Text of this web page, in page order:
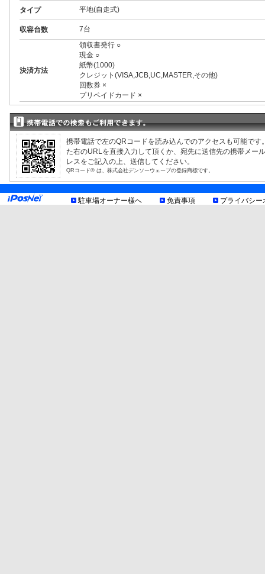
タイプ
平地(自走式)
収容台数 7台
決済方法
領収書発行 ○
現金 ○
紙幣(1000)
クレジット(VISA,JCB,UC,MASTER,その他)
回数券 ×
プリペイドカード ×
制限事項
3ナンバー ○
RV ○
1BOX ○
高 2.10m まで
幅 1.90m まで
長 5.00m まで
重量 2.50t まで
車底15cm以上
お知らせ
携帯電話で左のQRコードを読み込んでのアクセスも可能です
た右のURLを直接入力して頂くか、宛先に送信先の携帯メー
レスをご記入の上、送信してください。
QRコード® は、株式会社デンソーウェーブの登録商標です。
駐車場オーナー様へ 免責事項 プライバシー